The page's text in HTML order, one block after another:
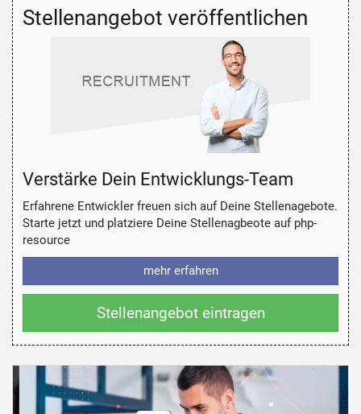
Stellenangebot veröffentlichen
Verstärke Dein Entwicklungs-Team
Erfahrene Entwickler freuen sich auf Deine Stellenagebote.
Starte jetzt und platziere Deine Stellenagbeote auf php-
resource
mehr erfahren
Stellenangebot eintragen